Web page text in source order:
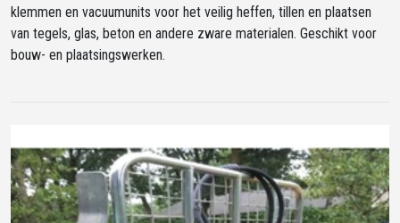
klemmen en vacuumunits voor het veilig heffen, tillen en plaatsen
van tegels, glas, beton en andere zware materialen. Geschikt voor
bouw- en plaatsingswerken.